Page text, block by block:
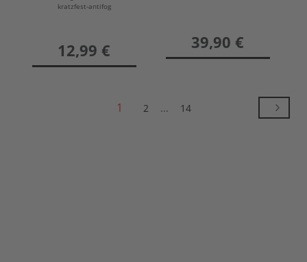
kratzfest-antifog
preis
12,99 €
preis
39,90 €
1 2 ... 14